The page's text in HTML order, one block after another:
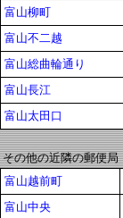
富山柳町
富山不二越
富山総曲輪通り
富山長江
富山太田口
その他の近隣の郵便局
富山越前町
富山中央